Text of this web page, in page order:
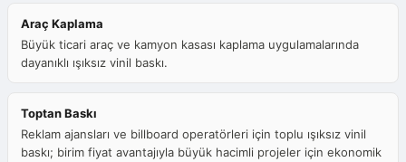
Araç Kaplama
Büyük ticari araç ve kamyon kasası kaplama uygulamalarında
dayanıklı ışıksız vinil baskı.
Toptan Baskı
Reklam ajansları ve billboard operatörleri için toplu ışıksız vinil
baskı; birim fiyat avantajıyla büyük hacimli projeler için ekonomik